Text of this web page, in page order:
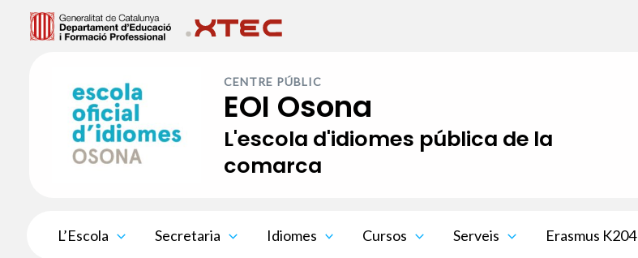
CENTRE PÚBLIC
EOI Osona
L'escola d'idiomes pública de la
comarca
L’Escola Secretaria Idiomes Cursos Serveis Erasmus K204